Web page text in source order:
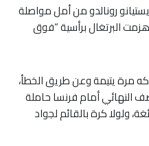
رونالدو من أمل مواصلة
البرتغال برأسية “فوق
مرة يتيمة وعن طريق الخطأ،
النهائي أمام فرنسا حاملة
ولولا كرة بالقائم لجواد